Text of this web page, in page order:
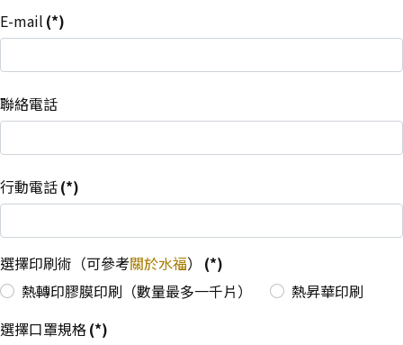
E-mail (*)
聯絡電話
行動電話(*)
選擇印刷術（可參考關於水福）
(*)
熱轉印膠膜印刷（數量最多一千片）
熱昇華印刷
選擇口罩規格(*)